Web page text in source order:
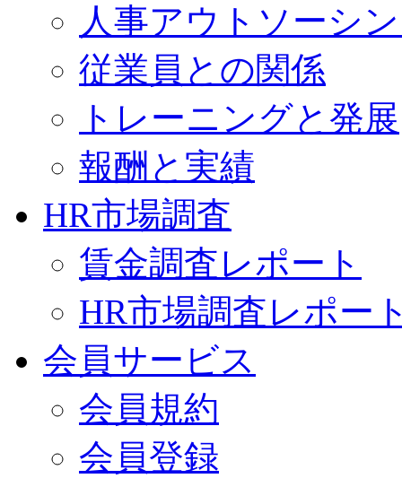
人事アウトソーシ
従業員との関係
トレーニングと発展
報酬と実績
HR市場調査
賃金調査レポート
HR市場調査レポー
会員サービス
会員規約
会員登録